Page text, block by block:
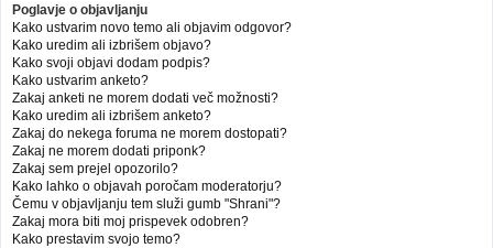
Poglavje o objavljanju
Kako ustvarim novo temo ali objavim odgovor?
Kako uredim ali izbrišem objavo?
Kako svoji objavi dodam podpis?
Kako ustvarim anketo?
Zakaj anketi ne morem dodati več možnosti?
Kako uredim ali izbrišem anketo?
Zakaj do nekega foruma ne morem dostopati?
Zakaj ne morem dodati priponk?
Zakaj sem prejel opozorilo?
Kako lahko o objavah poročam moderatorju?
Čemu v objavljanju tem služi gumb "Shrani"?
Zakaj mora biti moj prispevek odobren?
Kako prestavim svojo temo?